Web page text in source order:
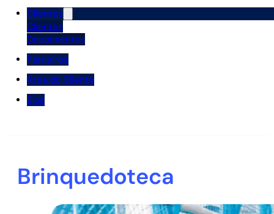
Clientes
Clientes
Depoimentos
Parceiros
Área do Cliente
Blog
Brinquedoteca